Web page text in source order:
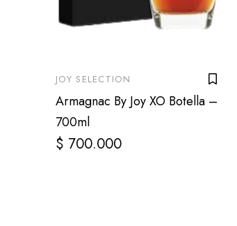
JOY SELECTION
Armagnac By Joy XO Botella –
700ml
$ 700.000